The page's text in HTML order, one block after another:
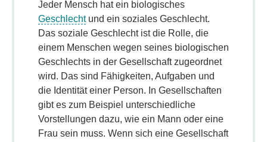
Jeder Mensch hat ein biologisches
Geschlechtund ein soziales Geschlecht.
Das soziale Geschlecht ist die Rolle, die
einem Menschen wegen seines biologischen
Geschlechts in der Gesellschaft zugeordnet
wird. Das sind Fähigkeiten, Aufgaben und
die Identität einer Person. In Gesellschaften
gibt es zum Beispiel unterschiedliche
Vorstellungen dazu, wie ein Mann oder eine
Frau sein muss. Wenn sich eine Gesellschaft